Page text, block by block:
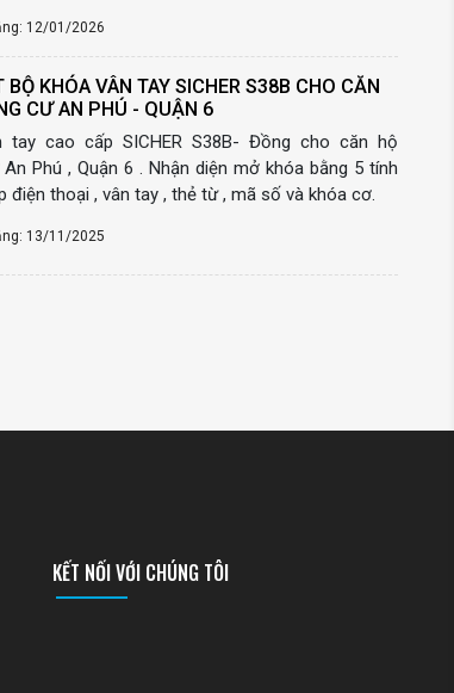
12/01/2026
KHÓA VÂN TAY SICHER S38B CHO CĂN
CƯ AN PHÚ - QUẬN 6
tay cao cấp SICHER S38B- Đồng cho căn hộ
Phú , Quận 6 . Nhận diện mở khóa bằng 5 tính
điện thoại , vân tay , thẻ từ , mã số và khóa cơ.
13/11/2025
KẾT NỐI VỚI CHÚNG TÔI